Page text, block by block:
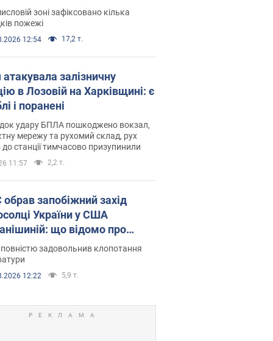
операції. Фото і відео
зоні зафіксовано кілька
пожежі
12:54 17,2 т.
атакувала залізничну
в Лозовій на Харківщині: є
і поранені
удару БПЛА пошкоджено вокзал,
мережу та рухомий склад, рух
до станції тимчасово призупинили
11:57 2,2 т.
захід
України у США
що відомо про
задовольнив клопотання
12:22 5,9 т.